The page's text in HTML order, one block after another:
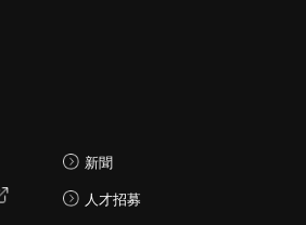
新聞
人才招募